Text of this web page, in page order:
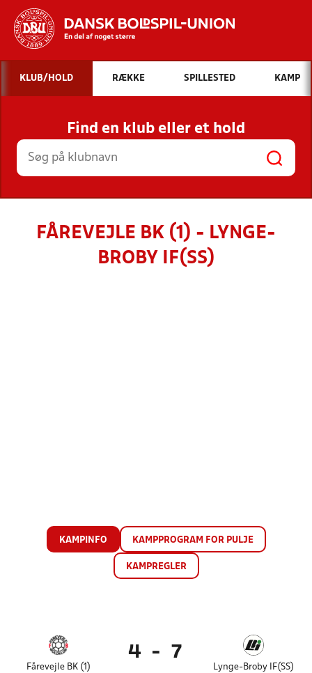
Hvad vil du søge efter?
INDHOLD OG NYHEDER
STILLINGER, RESULTATER, KLUBBER OG
HOLD
KLUB/HOLD RÆKKE SPILLESTED KAMP
Find en klub eller et hold
FÅREVEJLE BK (1) - LYNGE-
BROBY IF(SS)
KAMPINFO KAMPPROGRAM FOR PULJE
KAMPREGLER
Fårevejle BK (1)
4 - 7
Lynge-Broby IF(SS)